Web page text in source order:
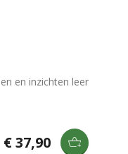
en inzichten leer
€ 37,90